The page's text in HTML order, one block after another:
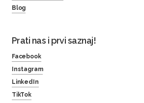
Blog
Prati nas i prvi saznaj!
Facebook
Instagram
LinkedIn
TikTok